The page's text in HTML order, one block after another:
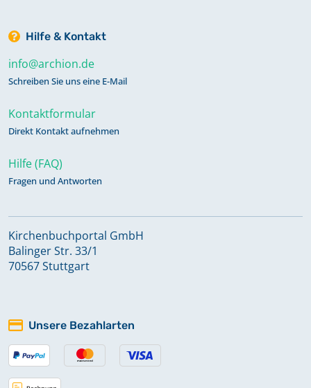
Hilfe & Kontakt
info@archion.de
Schreiben Sie uns eine E-Mail
Kontaktformular
Direkt Kontakt aufnehmen
Hilfe (FAQ)
Fragen und Antworten
Kirchenbuchportal GmbH
Balinger Str. 33/1
70567 Stuttgart
Unsere Bezahlarten